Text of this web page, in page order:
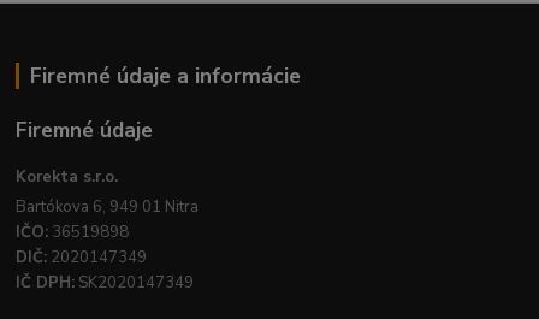
Firemné údaje a informácie
Firemné údaje
Korekta s.r.o.
Bartókova 6, 949 01 Nitra
IČO: 36519898
DIČ: 2020147349
IČ DPH: SK2020147349